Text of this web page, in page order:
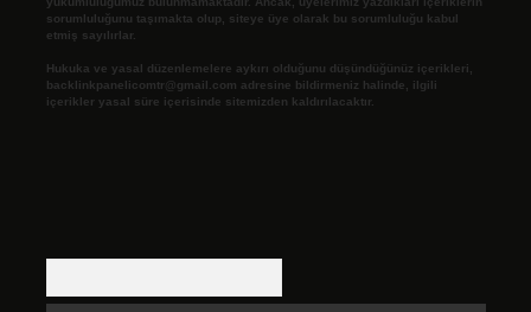
sorumluluğunu taşımakta olup, siteye üye olarak bu sorumluluğu kabul
etmiş sayılırlar.
Hukuka ve yasal düzenlemelere aykırı olduğunu düşündüğünüz içerikleri,
backlinkpanelicomtr@gmail.com adresine bildirmeniz halinde, ilgili
içerikler yasal süre içerisinde sitemizden kaldırılacaktır.